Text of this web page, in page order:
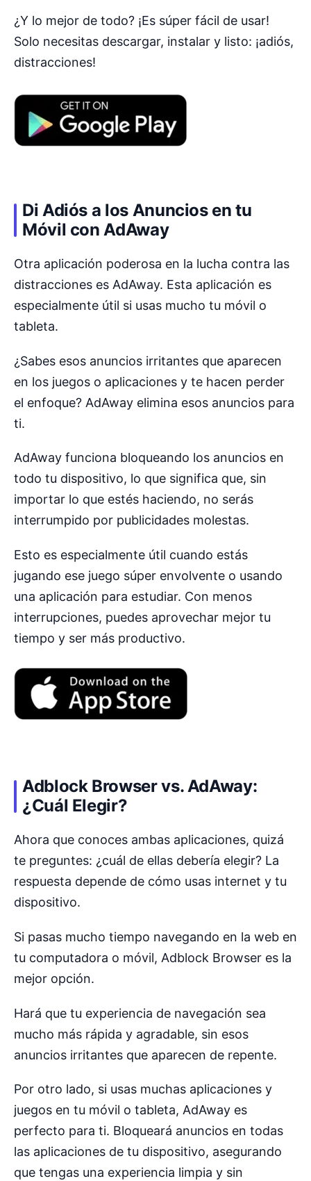
¿Y lo mejor de todo? ¡Es súper fácil de usar!
Solo necesitas descargar, instalar y listo: ¡adiós,
distracciones!
Di Adiós a los Anuncios en tu
Móvil con AdAway
Otra aplicación poderosa en la lucha contra las
distracciones es AdAway. Esta aplicación es
especialmente útil si usas mucho tu móvil o
tableta.
¿Sabes esos anuncios irritantes que aparecen
en los juegos o aplicaciones y te hacen perder
el enfoque? AdAway elimina esos anuncios para
ti.
AdAway funciona bloqueando los anuncios en
todo tu dispositivo, lo que significa que, sin
importar lo que estés haciendo, no serás
interrumpido por publicidades molestas.
Esto es especialmente útil cuando estás
jugando ese juego súper envolvente o usando
una aplicación para estudiar. Con menos
interrupciones, puedes aprovechar mejor tu
tiempo y ser más productivo.
Adblock Browser vs. AdAway:
¿Cuál Elegir?
Ahora que conoces ambas aplicaciones, quizá
te preguntes: ¿cuál de ellas debería elegir? La
respuesta depende de cómo usas internet y tu
dispositivo.
Si pasas mucho tiempo navegando en la web en
tu computadora o móvil, Adblock Browser es la
mejor opción.
Hará que tu experiencia de navegación sea
mucho más rápida y agradable, sin esos
anuncios irritantes que aparecen de repente.
Por otro lado, si usas muchas aplicaciones y
juegos en tu móvil o tableta, AdAway es
perfecto para ti. Bloqueará anuncios en todas
las aplicaciones de tu dispositivo, asegurando
que tengas una experiencia limpia y sin